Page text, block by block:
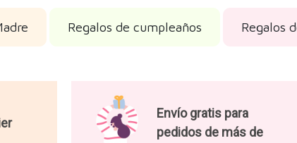
Regalos de cumpleaños Regalos
Envío gratis para
pedidos de más de